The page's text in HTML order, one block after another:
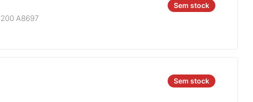
Sem stock
A8697
Sem stock